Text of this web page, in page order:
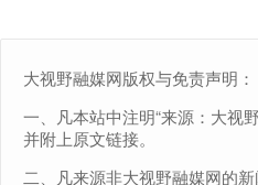
大视野融媒网版权与免责声明：
一、凡本站中注明“来源：大视
并附上原文链接。
二、凡来源非大视野融媒网的